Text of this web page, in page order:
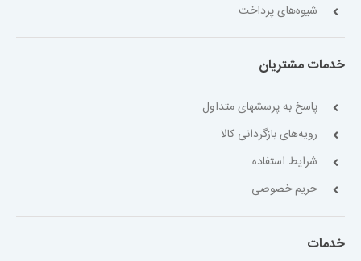
شیوه‌های پرداخت
خدمات مشتریان
پاسخ به پرسشهای متداول
رویه‌های بازگردانی کالا
شرایط استفاده
حریم خصوصی
خدمات